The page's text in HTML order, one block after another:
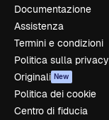
Documentazione
Assistenza
Termini e condizioni
Politica sulla privacy
Originali New
Politica dei cookie
Centro di fiducia